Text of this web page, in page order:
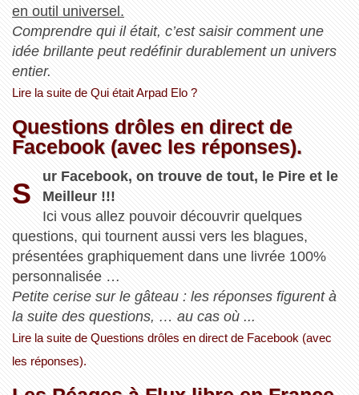
en outil universel.
Comprendre qui il était, c’est saisir comment une
idée brillante peut redéfinir durablement un univers
entier.
Lire la suite de Qui était Arpad Elo ?
Questions drôles en direct de
Facebook (avec les réponses).
S
ur Facebook, on trouve de tout, le Pire et le
Meilleur !!!
Ici vous allez pouvoir découvrir quelques
questions, qui tournent aussi vers les blagues,
présentées graphiquement dans une livrée 100%
personnalisée …
Petite cerise sur le gâteau : les réponses figurent à
la suite des questions, … au cas où ...
Lire la suite de Questions drôles en direct de Facebook (avec
les réponses).